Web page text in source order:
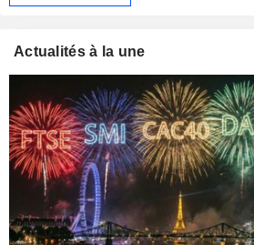
Actualités à la une